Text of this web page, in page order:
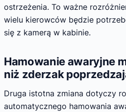
ostrzeżenia. To ważne
wielu kierowców będzie
się z kamerą w kabinie.
Hamowanie awaryjne
niż zderzak
Druga istotna zmiana dotyczy
automatycznego hamowania